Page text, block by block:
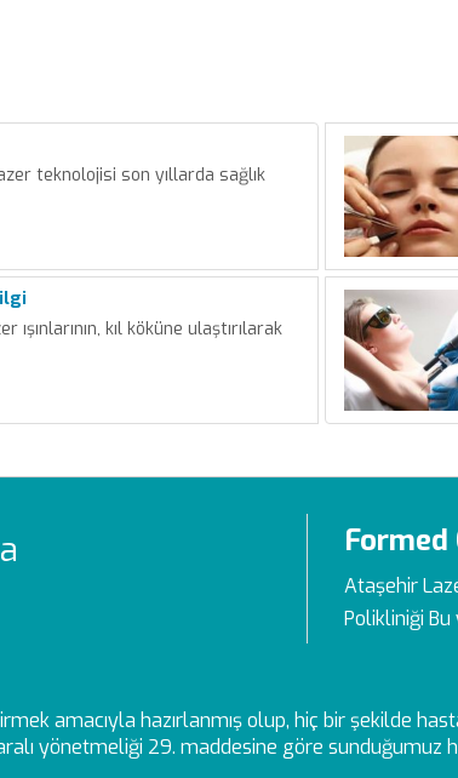
teknolojisi son yıllarda sağlık
kıl köküne ulaştırılarak
Formed
Ataşehir
Polikliniği
amacıyla hazırlanmış olup, hiç bir şekilde
yönetmeliği 29. maddesine göre sunduğumuz